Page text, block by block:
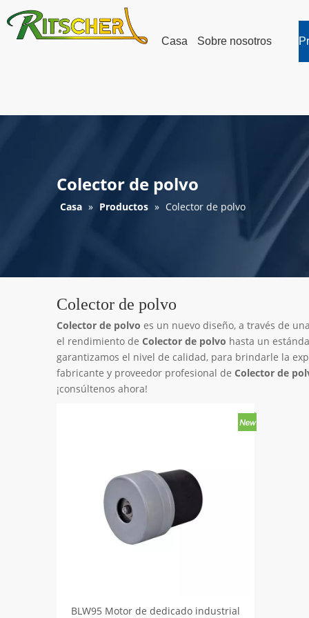
Casa Sobre nosotros
Colector de polvo
Casa » Productos » Colector de polvo
Colector de polvo
Colector de polvo es un nuevo diseño, a través de
el rendimiento de Colector de polvo hasta un
garantizamos el nivel de calidad, para brindarle la
fabricante y proveedor profesional de Colector de
¡consúltenos ahora!
BLW95 Motor de dedicado industrial